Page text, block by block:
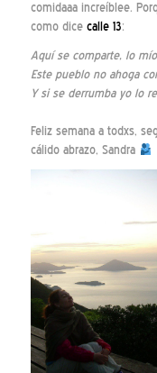
comidaaa increíblee.
como dice calle 13:
Aquí se comparte, lo
Este pueblo no ahoga
Y si se derrumba yo lo
Feliz semana a todxs,
cálido abrazo, Sandra